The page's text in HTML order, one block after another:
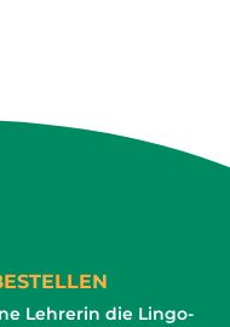
Lehrerin die Lingo-